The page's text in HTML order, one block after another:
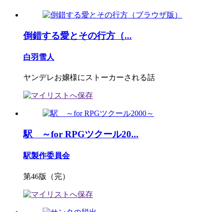
倒錯する愛とその行方（...
白羽雪人
ヤンデレお嬢様にストーカーされる話
駅 ～for RPGツクール20...
駅製作委員会
第46版（完）